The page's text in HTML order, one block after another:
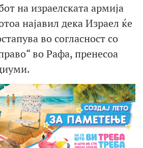
на израелската армија
најавил дека Израел ќе
во согласност со
во Рафа, пренесоа